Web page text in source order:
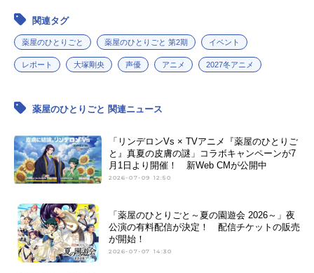
関連タグ
薬屋のひとりごと 薬屋のひとりごと 第2期 イベント
レポート 大塚剛央 声優 アニメ 2027冬アニメ
薬屋のひとりごと 関連ニュース
「リンデロンVs × TVアニメ『薬屋のひとりご
と』真夏の皮膚の謎」コラボキャンペーンが7
月1日より開催！ 新Web CMが公開中
2026-07-09 12:50
「薬屋のひとりごと～夏の園遊会 2026～」夜
公演の有料配信が決定！ 配信チケットの販売
が開始！
2026-07-07 14:30